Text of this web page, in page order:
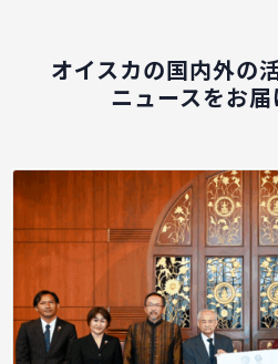
オイスカの国内外の
ニュースをお届